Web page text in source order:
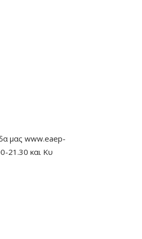
μας www.eaep-
21.30 και Κυ